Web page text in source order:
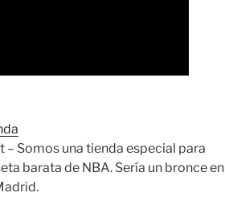
Somos una tienda especial para
barata de NBA. Sería un bronce en